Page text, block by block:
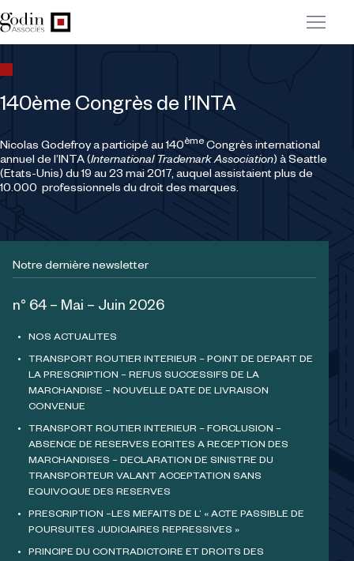
140ème Congrès de l’INTA
Nicolas Godefroy a participé au 140ème Congrès international
annuel de l’INTA (International Trademark Association) à Seattle
(Etats-Unis) du 19 au 23 mai 2017, auquel assistaient plus de
10.000 professionnels du droit des marques.
Notre dernière newsletter
n° 64 – Mai – Juin 2026
NOS ACTUALITES
TRANSPORT ROUTIER INTERIEUR – POINT DE DEPART DE
LA PRESCRIPTION – REFUS SUCCESSIFS DE LA
MARCHANDISE – NOUVELLE DATE DE LIVRAISON
CONVENUE
TRANSPORT ROUTIER INTERIEUR – FORCLUSION –
ABSENCE DE RESERVES ECRITES A RECEPTION DES
MARCHANDISES – DECLARATION DE SINISTRE DU
TRANSPORTEUR VALANT ACCEPTATION SANS
EQUIVOQUE DES RESERVES
PRESCRIPTION –LES MEFAITS DE L’ « ACTE PASSIBLE DE
POURSUITES JUDICIAIRES REPRESSIVES »
PRINCIPE DU CONTRADICTOIRE ET DROITS DES